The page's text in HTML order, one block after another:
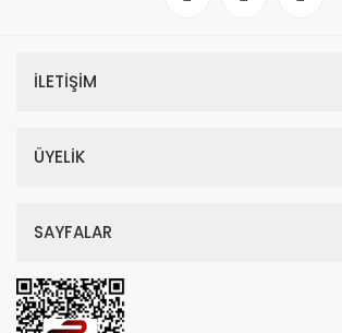
İLETİŞİM
ÜYELİK
SAYFALAR